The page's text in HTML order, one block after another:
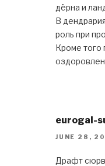
дёрна и
В
роль при
Кроме того
eurogal-
JUNE 28,
Драфт